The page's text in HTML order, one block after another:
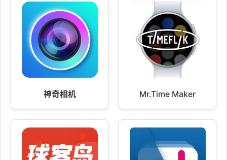
神奇相机 Mr.Time Maker